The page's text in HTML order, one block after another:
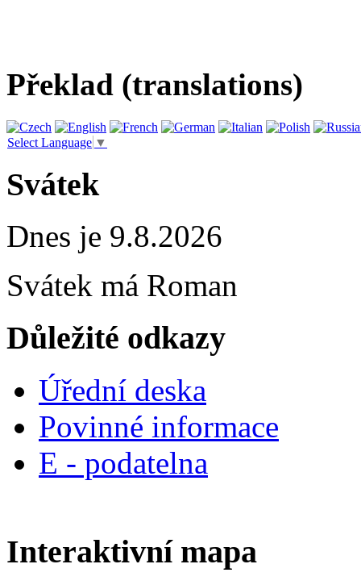
Překlad (translations)
Select Language ▼
Svátek
Dnes je 9.8.2026
Svátek má Roman
Důležité odkazy
Úřední deska
Povinné informace
E - podatelna
Interaktivní mapa